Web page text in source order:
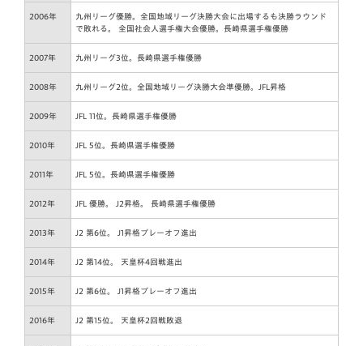
2006年
九州リーグ優勝。全国地域リーグ決勝大会に出場するも決勝ラウンド
で敗れる。 全国社会人選手権大会優勝。長崎県選手権優勝
2007年 九州リーグ3位。長崎県選手権優勝
2008年 九州リーグ2位。全国地域リーグ決勝大会準優勝。JFL昇格
2009年 JFL 11位。長崎県選手権優勝
2010年 JFL 5位。長崎県選手権優勝
2011年 JFL 5位。長崎県選手権優勝
2012年 JFL 優勝。 J2昇格。 長崎県選手権優勝
2013年 J2 第6位。 J1昇格プレーオフ進出
2014年 J2 第14位。 天皇杯4回戦進出
2015年 J2 第6位。 J1昇格プレーオフ進出
2016年 J2 第15位。 天皇杯2回戦敗退